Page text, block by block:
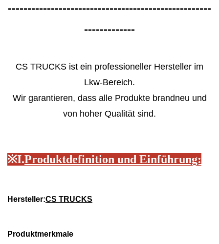
----------------------------------------------------
-------------
CS TRUCKS ist ein professioneller Hersteller im
Lkw-Bereich.
Wir garantieren, dass alle Produkte brandneu und
von hoher Qualität sind.
※I.Produktdefinition und Einführung:
Hersteller:CS TRUCKS
Produktmerkmale